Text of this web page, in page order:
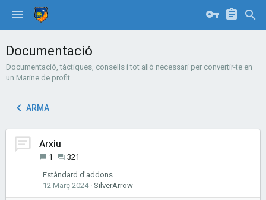
Documentació
Documentació, tàctiques, consells i tot allò necessari per convertir-te en
un Marine de profit.
ARMA
Arxiu
1
321
Estàndard d'addons
12 Març 2024 SilverArrow